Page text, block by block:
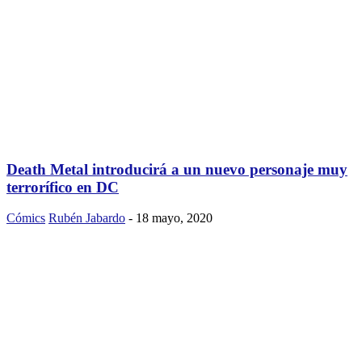
Death Metal introducirá a un nuevo personaje muy
terrorífico en DC
Cómics Rubén Jabardo - 18 mayo, 2020